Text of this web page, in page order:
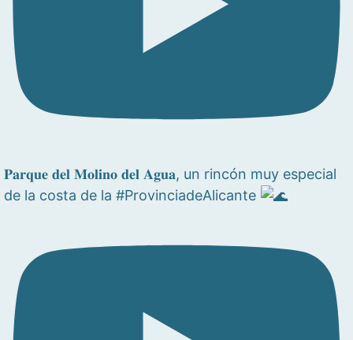
𝐏𝐚𝐫𝐪𝐮𝐞 𝐝𝐞𝐥 𝐌𝐨𝐥𝐢𝐧𝐨 𝐝𝐞𝐥 𝐀𝐠𝐮𝐚, un rincón muy especial
de la costa de la #ProvinciadeAlicante